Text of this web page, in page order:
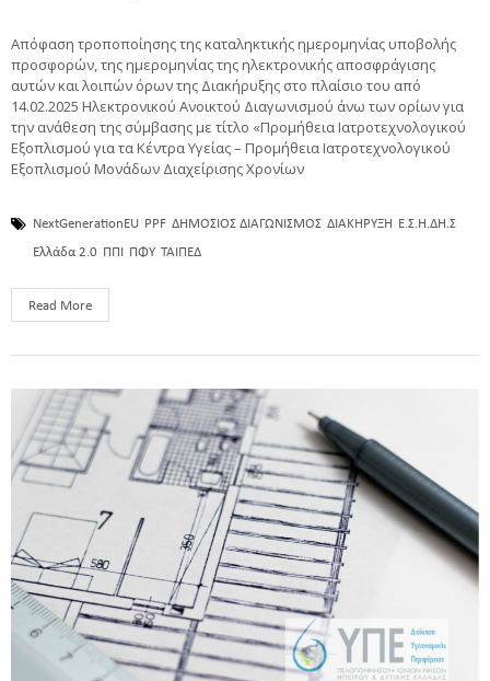
Απόφαση τροποποίησης της καταληκτικής ημερομηνίας υποβολής
προσφορών, της ημερομηνίας της ηλεκτρονικής αποσφράγισης
αυτών και λοιπών όρων της Διακήρυξης στο πλαίσιο του από
14.02.2025 Ηλεκτρονικού Ανοικτού Διαγωνισμού άνω των ορίων για
την ανάθεση της σύμβασης με τίτλο «Προμήθεια Ιατροτεχνολογικού
Εξοπλισμού για τα Κέντρα Υγείας – Προμήθεια Ιατροτεχνολογικού
Εξοπλισμού Μονάδων Διαχείρισης Χρονίων
NextGenerationEU PPF ΔΗΜΟΣΙΟΣ ΔΙΑΓΩΝΙΣΜΟΣ ΔΙΑΚΗΡΥΞΗ
Ε.Σ.Η.ΔΗ.Σ
Ελλάδα 2.0
ΠΠΙ ΠΦΥ ΤΑΙΠΕΔ
Read More